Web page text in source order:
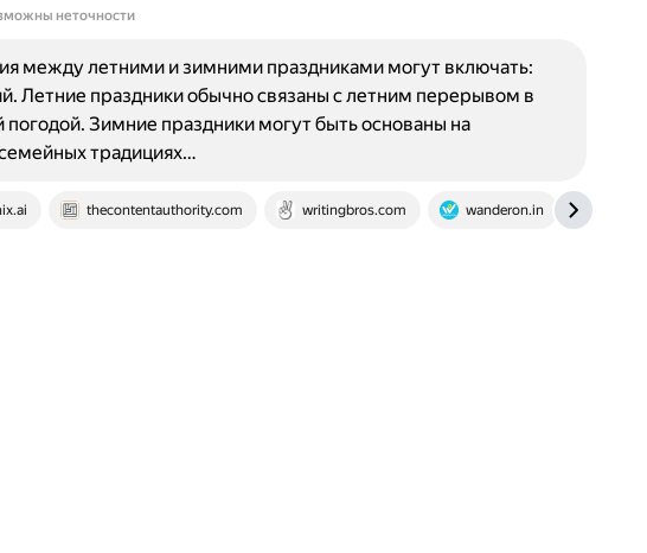
неточности
thecontentauthority.com writingbros.com wanderon.in
между летними и зимними праздниками могут включать:
Летние праздники обычно связаны с летним перерывом в
Зимние праздники могут быть основаны на
традициях…